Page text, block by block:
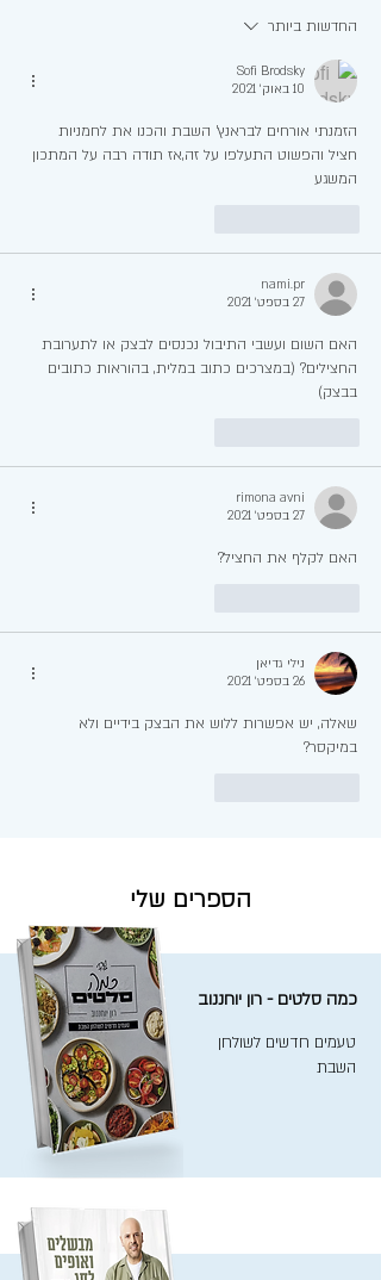
החדשות ביותר
Sofi Brodsky
10 באוק׳ 2021
הזמנתי אורחים לבראנץ' השבת והכנו את לחמניות
חציל והפשוט התעלפו על זה,אז תודה רבה על המתכון
המשגע
nami.pr
27 בספט׳ 2021
האם השום ועשבי התיבול נכנסים לבצק או לתערובת
החצילים? (במצרכים כתוב במלית, בהוראות כתובים
בבצק)
rimona avni
27 בספט׳ 2021
האם לקלף את החציל?
נילי גדיאן
26 בספט׳ 2021
שאלה, יש אפשרות ללוש את הבצק בידיים ולא
במיקסר?
הספרים שלי
כמה סלטים - רון יוחננוב
טעמים חדשים לשולחן
השבת